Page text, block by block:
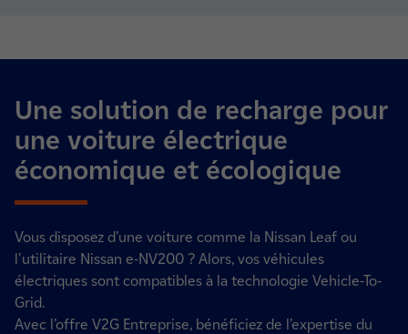
Une solution de recharge pour
une voiture électrique
économique et écologique
Vous disposez d’une voiture comme la Nissan Leaf ou
l'utilitaire Nissan e-NV200 ? Alors, vos véhicules
électriques sont compatibles à la technologie Vehicle-To-
Grid.
Avec l’offre V2G Entreprise, bénéficiez de l’expertise du